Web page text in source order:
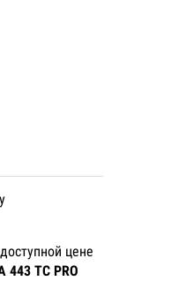
цене
443 TC PRO